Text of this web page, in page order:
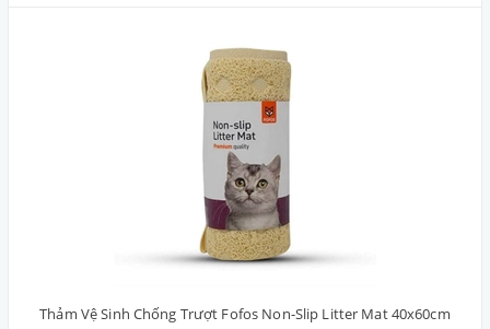
Thảm Vệ Sinh Chống Trượt Fofos Non-Slip Litter Mat 40x60cm